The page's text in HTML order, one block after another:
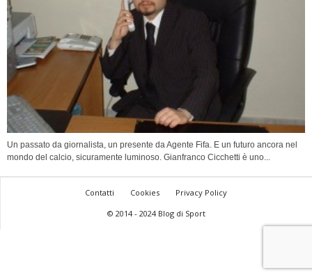
Un passato da giornalista, un presente da Agente Fifa. E un futuro ancora nel
mondo del calcio, sicuramente luminoso. Gianfranco Cicchetti è uno...
Contatti Cookies
Privacy Policy
© 2014 - 2024 Blog di Sport